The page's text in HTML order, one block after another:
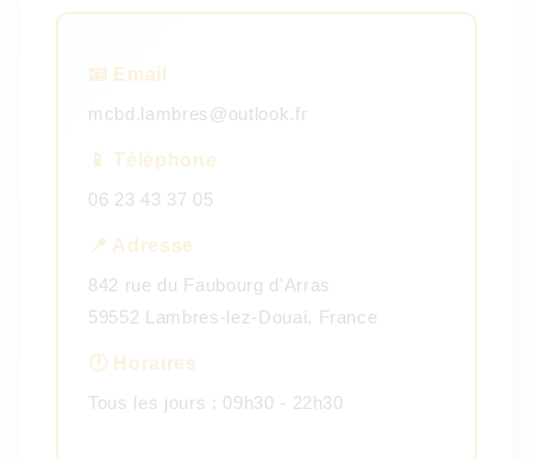
📧 Email
mcbd.lambres@outlook.fr
📱 Téléphone
06 23 43 37 05
📍 Adresse
842 rue du Faubourg d'Arras
59552 Lambres-lez-Douai, France
🕐 Horaires
Tous les jours : 09h30 - 22h30